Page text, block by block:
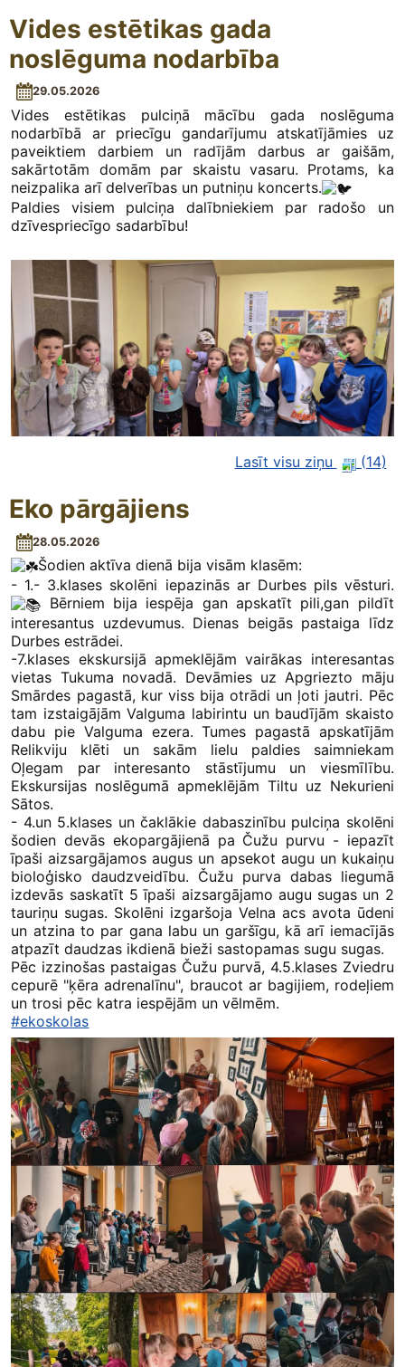
Vides estētikas gada
noslēguma nodarbība
29.05.2026
Vides estētikas pulciņā mācību gada noslēguma
nodarbībā ar priecīgu gandarījumu atskatījāmies uz
paveiktiem darbiem un radījām darbus ar gaišām,
sakārtotām domām par skaistu vasaru. Protams, ka
neizpalika arī delverības un putniņu koncerts.
Paldies visiem pulciņa dalībniekiem par radošo un
dzīvespriecīgo sadarbību!
Lasīt visu ziņu (14)
Eko pārgājiens
28.05.2026
Šodien aktīva dienā bija visām klasēm:
- 1.- 3.klases skolēni iepazinās ar Durbes pils vēsturi.
Bērniem bija iespēja gan apskatīt pili,gan pildīt
interesantus uzdevumus. Dienas beigās pastaiga līdz
Durbes estrādei.
-7.klases ekskursijā apmeklējām vairākas interesantas
vietas Tukuma novadā. Devāmies uz Apgriezto māju
Smārdes pagastā, kur viss bija otrādi un ļoti jautri. Pēc
tam izstaigājām Valguma labirintu un baudījām skaisto
dabu pie Valguma ezera. Tumes pagastā apskatījām
Relikviju klēti un sakām lielu paldies saimniekam
Oļegam par interesanto stāstījumu un viesmīlību.
Ekskursijas noslēgumā apmeklējām Tiltu uz Nekurieni
Sātos.
- 4.un 5.klases un čaklākie dabaszinību pulciņa skolēni
šodien devās ekopargājienā pa Čužu purvu - iepazīt
īpaši aizsargājamos augus un apsekot augu un kukaiņu
bioloģisko daudzveidību. Čužu purva dabas liegumā
izdevās saskatīt 5 īpaši aizsargājamo augu sugas un 2
tauriņu sugas. Skolēni izgaršoja Velna acs avota ūdeni
un atzina to par gana labu un garšīgu, kā arī iemacījās
atpazīt daudzas ikdienā bieži sastopamas sugu sugas.
Pēc izzinošas pastaigas Čužu purvā, 4.5.klases Zviedru
cepurē "ķēra adrenalīnu", braucot ar bagijiem, rodeļiem
un trosi pēc katra iespējām un vēlmēm.
#ekoskolas